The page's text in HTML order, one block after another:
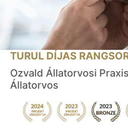
TURUL DÍJAS
Ozvald Állatorvosi
Állatorvos